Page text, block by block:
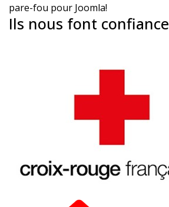
Ils nous font confiance